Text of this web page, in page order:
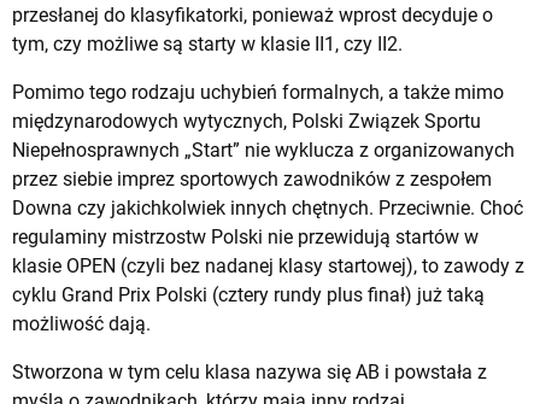
przesłanej do klasyfikatorki, ponieważ wprost decyduje o
tym, czy możliwe są starty w klasie II1, czy II2.
Pomimo tego rodzaju uchybień formalnych, a także mimo
międzynarodowych wytycznych, Polski Związek Sportu
Niepełnosprawnych „Start” nie wyklucza z organizowanych
przez siebie imprez sportowych zawodników z zespołem
Downa czy jakichkolwiek innych chętnych. Przeciwnie. Choć
regulaminy mistrzostw Polski nie przewidują startów w
klasie OPEN (czyli bez nadanej klasy startowej), to zawody z
cyklu Grand Prix Polski (cztery rundy plus finał) już taką
możliwość dają.
Stworzona w tym celu klasa nazywa się AB i powstała z